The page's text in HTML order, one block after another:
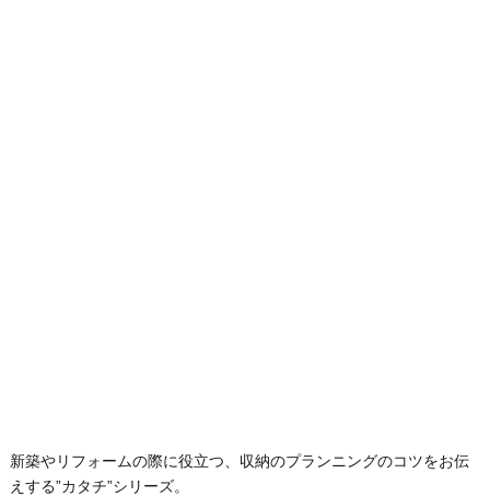
新築やリフォームの際に役立つ、収納のプランニングのコツをお伝
えする”カタチ”シリーズ。